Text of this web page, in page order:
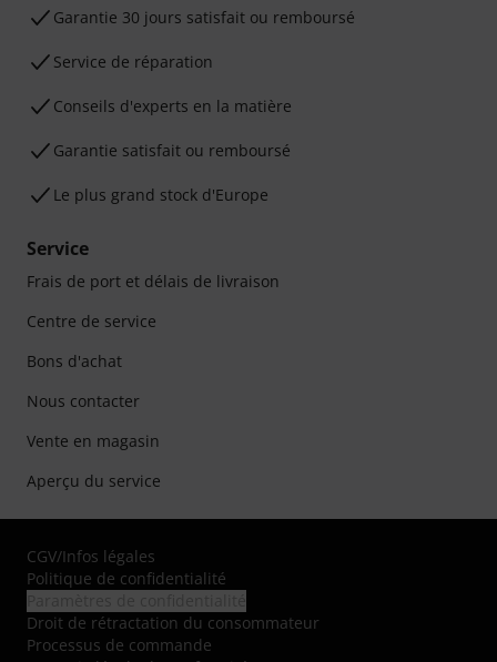
Garantie 30 jours satisfait ou remboursé
Service de réparation
Conseils d'experts en la matière
Garantie satisfait ou remboursé
Le plus grand stock d'Europe
Service
Frais de port et délais de livraison
Centre de service
Bons d'achat
Nous contacter
Vente en magasin
Aperçu du service
CGV/Infos légales
Politique de confidentialité
Droit de rétractation du consommateur
Processus de commande